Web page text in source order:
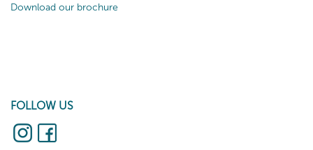
Download our brochure
FOLLOW US